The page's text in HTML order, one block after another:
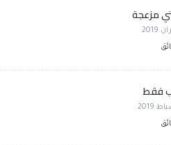
مزعجة
فقط